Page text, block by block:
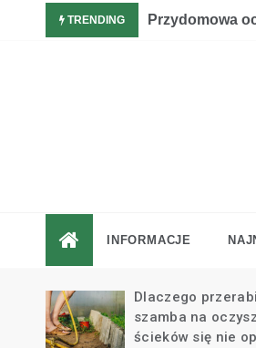
TRENDING
oczyszczalni ściekówPrzydomowa
INFORMACJE
Dlaczego
szamba na
ścieków się nie